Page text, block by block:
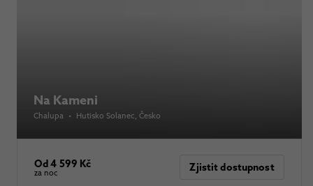
Na Kameni
Chalupa • Hutisko Solanec , Česko
Od 4 599 Kč
za noc Zjistit dostupnost